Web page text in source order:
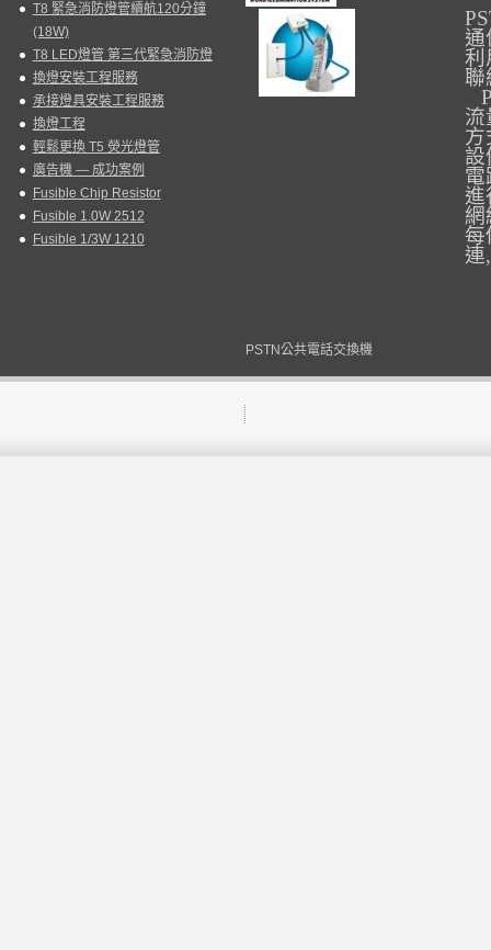
T8 緊急消防燈管續航120分鐘
(18W)
T8 LED燈管 第三代緊急消防燈
換燈安裝工程服務
承接燈具安裝工程服務
換燈工程
輕鬆更換 T5 熒光燈管
廣告機 — 成功案例
Fusible Chip Resistor
Fusible 1.0W 2512
Fusible 1/3W 1210
通
利
聯
流
方
設
電
進
網
每
連,
PSTN公共電話交換機